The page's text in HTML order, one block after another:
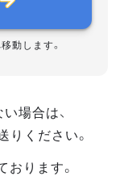
動します。
場合は、
りください。
ります。